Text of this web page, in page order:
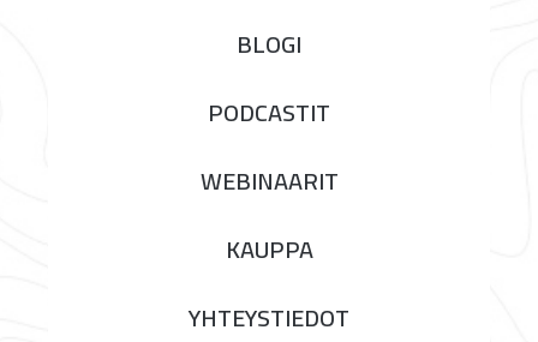
BLOGI
PODCASTIT
WEBINAARIT
KAUPPA
YHTEYSTIEDOT